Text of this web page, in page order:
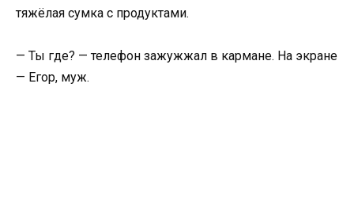
тяжёлая сумка с продуктами.
— Ты где? — телефон зажужжал в кармане. На экране
— Егор, муж.